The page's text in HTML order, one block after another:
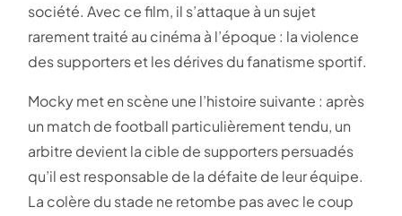
société. Avec ce film, il s’attaque à un sujet
rarement traité au cinéma à l’époque : la violence
des supporters et les dérives du fanatisme sportif.
Mocky met en scène une l’histoire suivante : après
un match de football particulièrement tendu, un
arbitre devient la cible de supporters persuadés
qu’il est responsable de la défaite de leur équipe.
La colère du stade ne retombe pas avec le coup